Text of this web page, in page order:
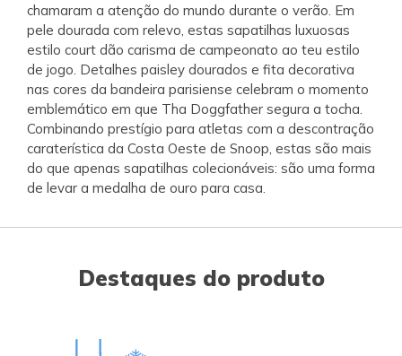
chamaram a atenção do mundo durante o verão. Em
pele dourada com relevo, estas sapatilhas luxuosas
estilo court dão carisma de campeonato ao teu estilo
de jogo. Detalhes paisley dourados e fita decorativa
nas cores da bandeira parisiense celebram o momento
emblemático em que Tha Doggfather segura a tocha.
Combinando prestígio para atletas com a descontração
caraterística da Costa Oeste de Snoop, estas são mais
do que apenas sapatilhas colecionáveis: são uma forma
de levar a medalha de ouro para casa.
Destaques do produto